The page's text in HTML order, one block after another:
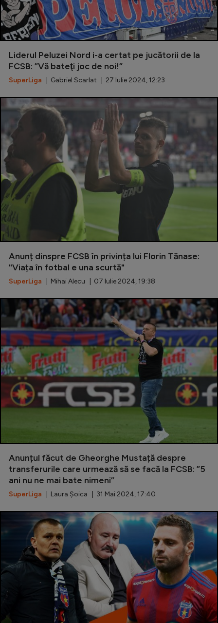
Liderul Peluzei Nord i-a certat pe jucătorii de la
FCSB: ”Vă bateţi joc de noi!”
SuperLiga | Gabriel Scarlat | 27 Iulie 2024, 12:23
Anunț dinspre FCSB în privința lui Florin Tănase:
"Viața în fotbal e una scurtă"
SuperLiga | Mihai Alecu | 07 Iulie 2024, 19:38
Anunțul făcut de Gheorghe Mustață despre
transferurile care urmează să se facă la FCSB: ”5
ani nu ne mai bate nimeni”
SuperLiga | Laura Șoica | 31 Mai 2024, 17:40